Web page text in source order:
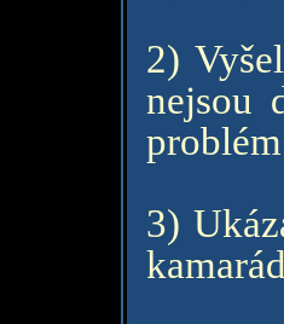
2)
nejsou
3)